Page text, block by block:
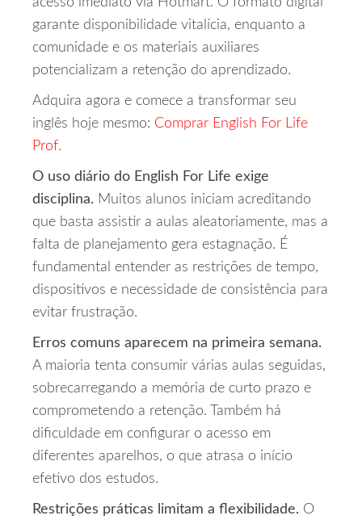
garante disponibilidade vitalícia, enquanto a
comunidade e os materiais auxiliares
potencializam a retenção do aprendizado.
Adquira agora e comece a transformar seu
inglês hoje mesmo: Comprar English For Life
Prof.
O uso diário do English For Life exige
disciplina. Muitos alunos iniciam acreditando
que basta assistir a aulas aleatoriamente, mas a
falta de planejamento gera estagnação. É
fundamental entender as restrições de tempo,
dispositivos e necessidade de consistência para
evitar frustração.
Erros comuns aparecem na primeira semana.
A maioria tenta consumir várias aulas seguidas,
sobrecarregando a memória de curto prazo e
comprometendo a retenção. Também há
dificuldade em configurar o acesso em
diferentes aparelhos, o que atrasa o início
efetivo dos estudos.
Restrições práticas limitam a flexibilidade. O